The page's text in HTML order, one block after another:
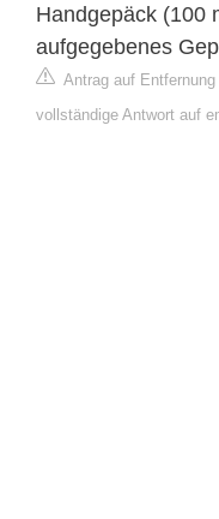
Handgepäck (100
aufgegebenes
Antrag auf
vollständige Antwort auf